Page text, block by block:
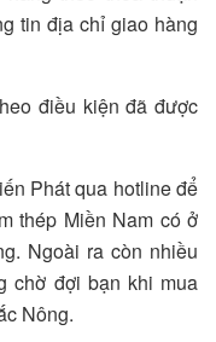
tin địa chỉ giao hàng
điều kiện đã được
Phát qua hotline để
thép Miền Nam có ở
Ngoài ra còn nhiều
chờ đợi bạn khi mua
Nông.